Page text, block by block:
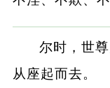
尔时，世
从座起而去。